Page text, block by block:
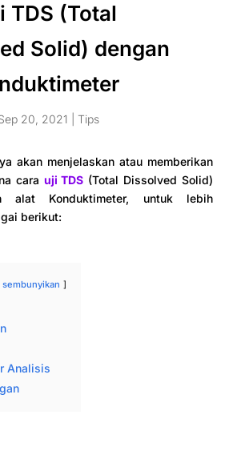
TDS (Total
Solid) dengan
20, 2021 Tips
akan menjelaskan atau memberikan
cara uji TDS (Total Dissolved Solid)
alat Konduktimeter, untuk lebih
berikut:
sembunyikan
Analisis